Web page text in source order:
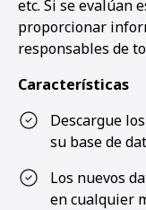
etc. Si se evalúan
proporcionar
responsables de
Características
Descargue
su base de
Los nuevos
en cualquier